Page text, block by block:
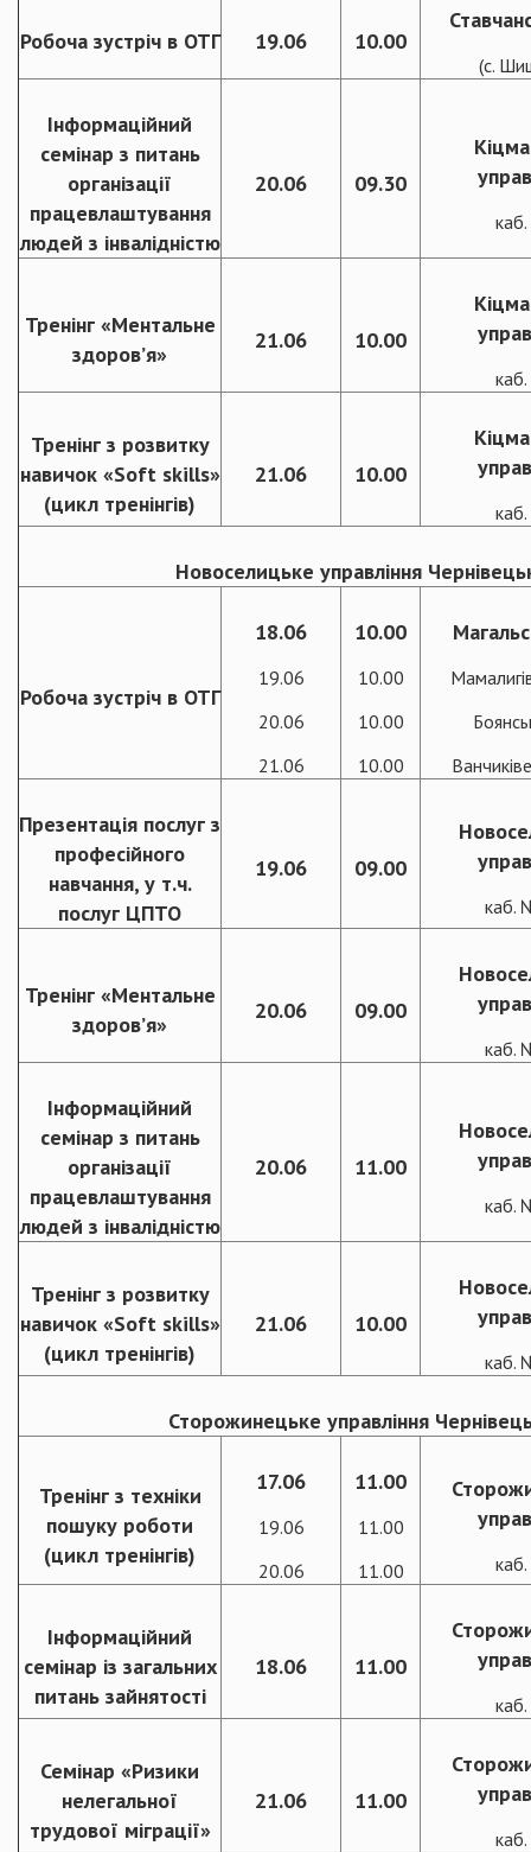
Робоча зустріч в ОТГ 19.06 10.00
(с.
Інформаційний
семінар з питань
організації
працевлаштування
людей з інвалідністю
20.06 09.30
Тренінг «Ментальне
здоров’я»
21.06 10.00
Тренінг з розвитку
навичок «Soft skills»
(цикл тренінгів)
21.06 10.00
Новоселицьке управління
Робоча зустріч в ОТГ
18.06
19.06
20.06
21.06
10.00
10.00
10.00
10.00
Презентація послуг з
професійного
навчання, у т.ч.
послуг ЦПТО
19.06 09.00
каб.
Тренінг «Ментальне
здоров’я»
20.06 09.00
каб.
Інформаційний
семінар з питань
організації
працевлаштування
людей з інвалідністю
20.06 11.00
каб.
Тренінг з розвитку
навичок «Soft skills»
(цикл тренінгів)
21.06 10.00
каб.
Сторожинецьке управління
Тренінг з техніки
пошуку роботи
(цикл тренінгів)
17.06
19.06
20.06
11.00
11.00
11.00
Інформаційний
семінар із загальних
питань зайнятості
18.06 11.00
Семінар «Ризики
нелегальної
трудової міграції»
21.06 11.00